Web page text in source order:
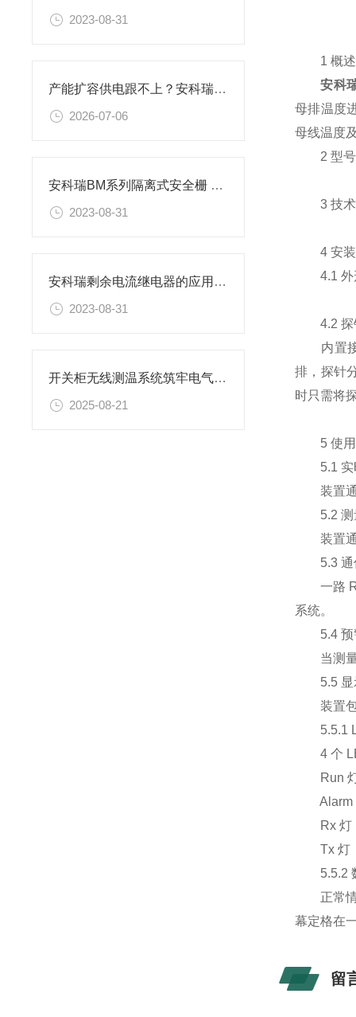
2023-08-31
产能扩容供电跟不上？安科瑞综合自动化系统筑牢新材料工厂电力安全防线
2026-07-06
安科瑞BM系列隔离式安全栅 、信号隔离器
2023-08-31
安科瑞剩余电流继电器的应用探讨
2023-08-31
开关柜无线测温系统筑牢电气安全防线：安科瑞开关柜无线测温系统解决方案
2025-08-21
1 概述
安科
母排温度
母线温度
2 型号
3 技术
4 安装
4.1 外
4.2 探
内置接
排，探针
时只需将
5 使用
5.1 实
装置通
5.2 测
装置通
5.3 通
一路
系统。
5.4 预
当测量
5.5 显
装置包
5.5.1
4 个
Run 灯
Alarm
Rx 灯：
Tx 灯：
5.5.2
正常情
幕定格在
留